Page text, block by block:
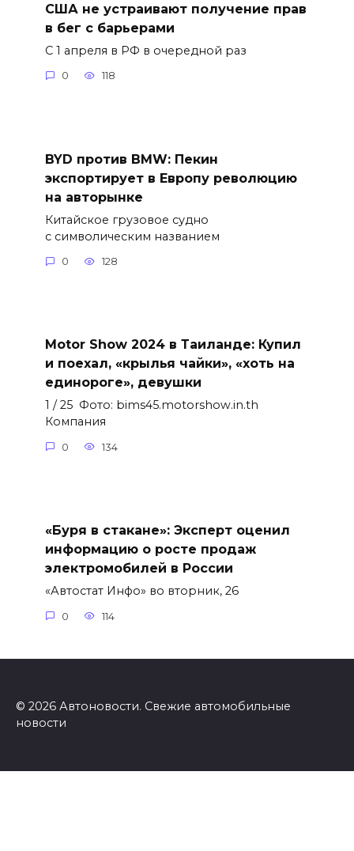
США не устраивают получение прав
в бег с барьерами
С 1 апреля в РФ в очередной раз
0 118
BYD против BMW: Пекин
экспортирует в Европу революцию
на авторынке
Китайское грузовое судно
с символическим названием
0 128
Motor Show 2024 в Таиланде: Купил
и поехал, «крылья чайки», «хоть на
единороге», девушки
1 / 25 Фото: bims45.motorshow.in.th
Компания
0 134
«Буря в стакане»: Эксперт оценил
информацию о росте продаж
электромобилей в России
«Автостат Инфо» во вторник, 26
0 114
© 2026 Автоновости. Свежие автомобильные
новости